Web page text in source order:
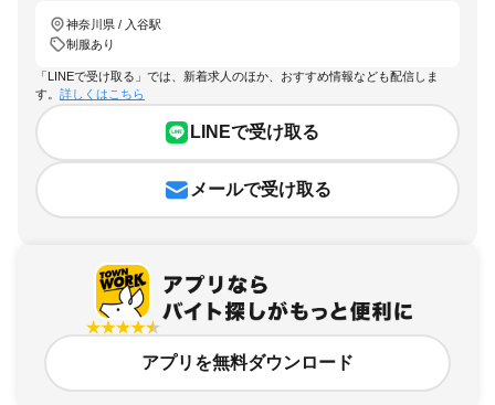
神奈川県 / 入谷駅
制服あり
「LINEで受け取る」では、新着求人のほか、おすすめ情報なども配信しま
す。 詳しくはこちら
LINEで受け取る
メールで受け取る
アプリを無料ダウンロード